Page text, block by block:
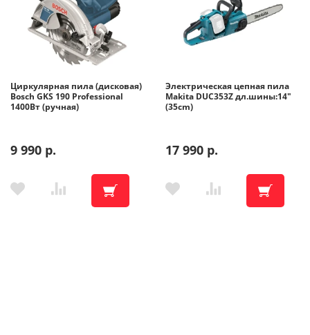
Циркулярная пила (дисковая)
Bosch GKS 190 Professional
1400Вт (ручная)
9 990 р.
Электрическая цепная пила
Makita DUC353Z дл.шины:14"
(35cm)
17 990 р.